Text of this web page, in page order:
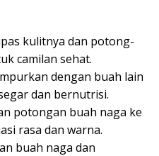
kulitnya dan potong-
camilan sehat.
dengan buah lain
dan bernutrisi.
potongan buah naga ke
rasa dan warna.
buah naga dan